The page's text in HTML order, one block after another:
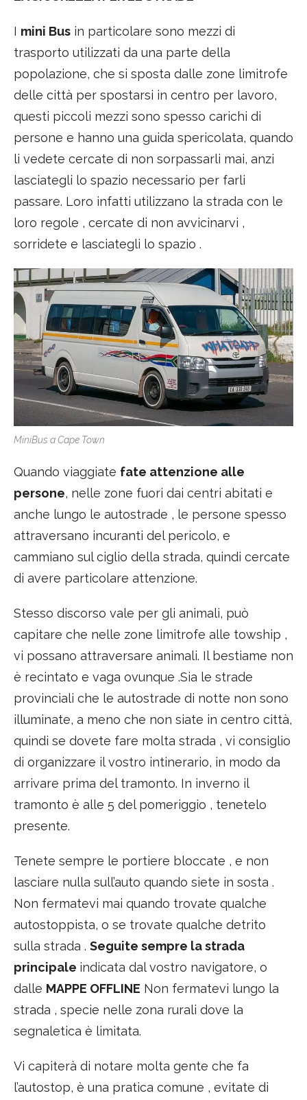
I mini Bus in particolare sono mezzi di
trasporto utilizzati da una parte della
popolazione, che si sposta dalle zone limitrofe
delle città per spostarsi in centro per lavoro,
questi piccoli mezzi sono spesso carichi di
persone e hanno una guida spericolata, quando
li vedete cercate di non sorpassarli mai, anzi
lasciategli lo spazio necessario per farli
passare. Loro infatti utilizzano la strada con le
loro regole , cercate di non avvicinarvi ,
sorridete e lasciategli lo spazio .
MiniBus a Cape Town
Quando viaggiate fate attenzione alle
persone, nelle zone fuori dai centri abitati e
anche lungo le autostrade , le persone spesso
attraversano incuranti del pericolo, e
cammiano sul ciglio della strada, quindi cercate
di avere particolare attenzione.
Stesso discorso vale per gli animali, può
capitare che nelle zone limitrofe alle towship ,
vi possano attraversare animali. Il bestiame non
è recintato e vaga ovunque .Sia le strade
provinciali che le autostrade di notte non sono
illuminate, a meno che non siate in centro città,
quindi se dovete fare molta strada , vi consiglio
di organizzare il vostro intinerario, in modo da
arrivare prima del tramonto. In inverno il
tramonto è alle 5 del pomeriggio , tenetelo
presente.
Tenete sempre le portiere bloccate , e non
lasciare nulla sull’auto quando siete in sosta .
Non fermatevi mai quando trovate qualche
autostoppista, o se trovate qualche detrito
sulla strada . Seguite sempre la strada
principale indicata dal vostro navigatore, o
dalle MAPPE OFFLINE Non fermatevi lungo la
strada , specie nelle zona rurali dove la
segnaletica è limitata.
Vi capiterà di notare molta gente che fa
l’autostop, è una pratica comune , evitate di